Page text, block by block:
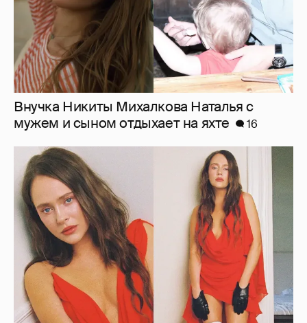
Внучка Никиты Михалкова Наталья с
мужем и сыном отдыхает на яхте
16